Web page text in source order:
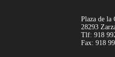
Plaza de la
28293
Tlf: 918
Fax: 918